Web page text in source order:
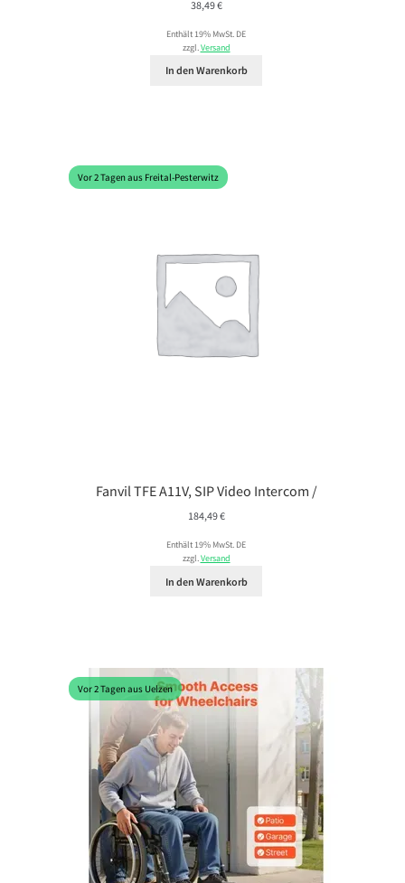
38,49€
Enthält 19% MwSt. DE
zzgl.Versand
In den Warenkorb
Vor 2 Tagen aus Freital-Pesterwitz
Fanvil TFE A11V, SIP Video Intercom /
184,49€
Enthält 19% MwSt. DE
zzgl.Versand
In den Warenkorb
Vor 2 Tagen aus Uelzen